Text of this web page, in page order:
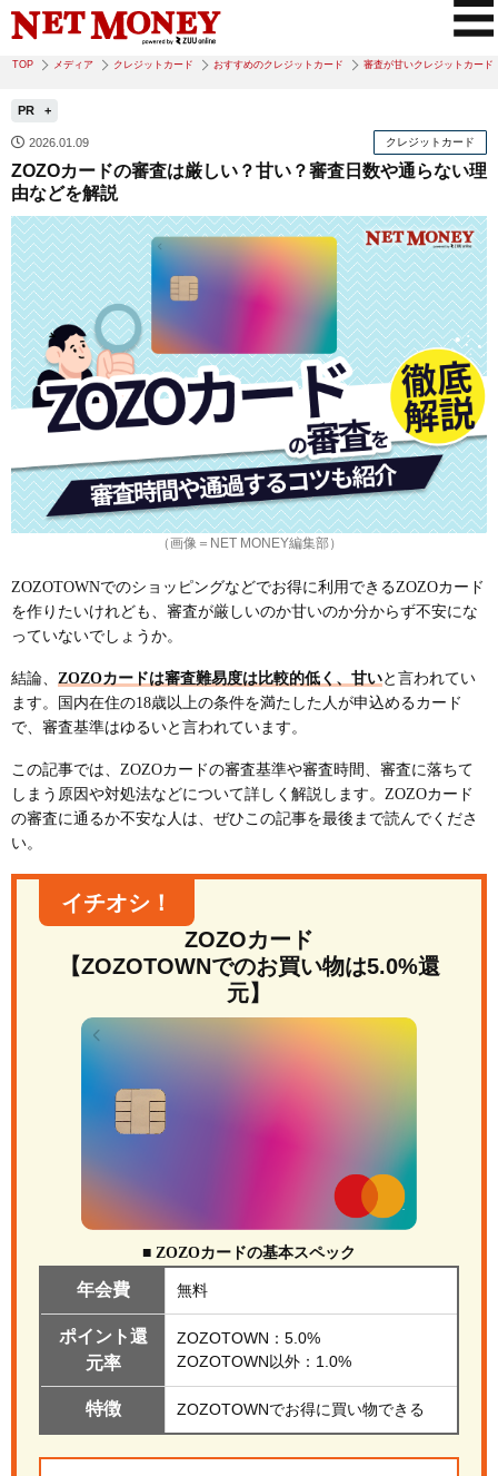
TOP メディア クレジットカード おすすめのクレジットカード 審査が甘いクレジットカード
PR
2026.01.09 クレジットカード
ZOZOカードの審査は厳しい？甘い？審査日数や通らない理
由などを解説
（画像＝NET MONEY編集部）
ZOZOTOWNでのショッピングなどでお得に利用できるZOZOカード
を作りたいけれども、審査が厳しいのか甘いのか分からず不安にな
っていないでしょうか。
結論、 ZOZOカードは審査難易度は比較的低く、甘いと言われてい
ます。国内在住の18歳以上の条件を満たした人が申込めるカード
で、審査基準はゆるいと言われています。
この記事では、ZOZOカードの審査基準や審査時間、審査に落ちて
しまう原因や対処法などについて詳しく解説します。ZOZOカード
の審査に通るか不安な人は、ぜひこの記事を最後まで読んでくださ
い。
イチオシ！
ZOZOカード
【ZOZOTOWNでのお買い物は5.0%還
元】
■ ZOZOカードの基本スペック
年会費 無料
ポイント還
元率
ZOZOTOWN：5.0%
ZOZOTOWN以外：1.0%
特徴 ZOZOTOWNでお得に買い物できる